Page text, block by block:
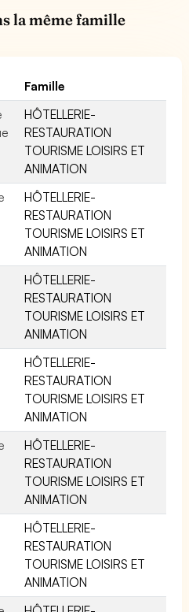
la même famille
Famille
HÔTELLERIE-
RESTAURATION
TOURISME LOISIRS ET
ANIMATION
HÔTELLERIE-
RESTAURATION
TOURISME LOISIRS ET
ANIMATION
HÔTELLERIE-
RESTAURATION
TOURISME LOISIRS ET
ANIMATION
HÔTELLERIE-
RESTAURATION
TOURISME LOISIRS ET
ANIMATION
HÔTELLERIE-
RESTAURATION
TOURISME LOISIRS ET
ANIMATION
HÔTELLERIE-
RESTAURATION
TOURISME LOISIRS ET
ANIMATION